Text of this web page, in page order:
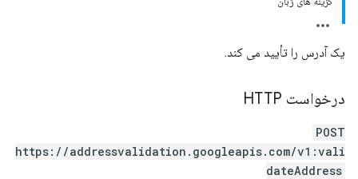
یک آدرس را تأیید می کند.
درخواست HTTP
POST
https://addressvalidation.googleapis.com/v1:vali
dateAddress